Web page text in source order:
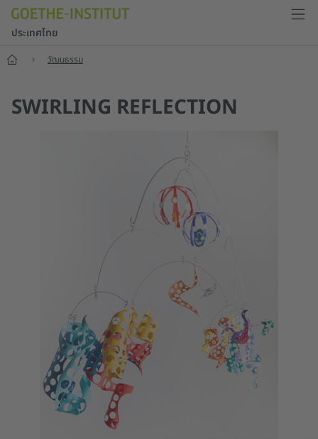
ประเทศไทย
หน้าแรก
วัฒนธรรม
SWIRLING REFLECTION